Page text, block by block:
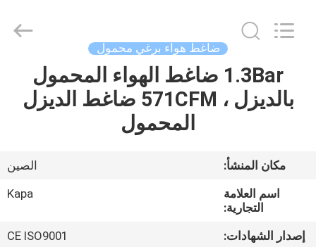
فيديوهات
معلومات
عنا
Technology
ضاغط هواء برغي محمول
1.3Bar ضاغط الهواء المحمول
بالديزل ، 571CFM ضاغط الديزل
المحمول
مكان المنشأ:
الصين
اسم العلامة
التجارية:
Kapa
إصدار الشهادات:
CE ISO9001